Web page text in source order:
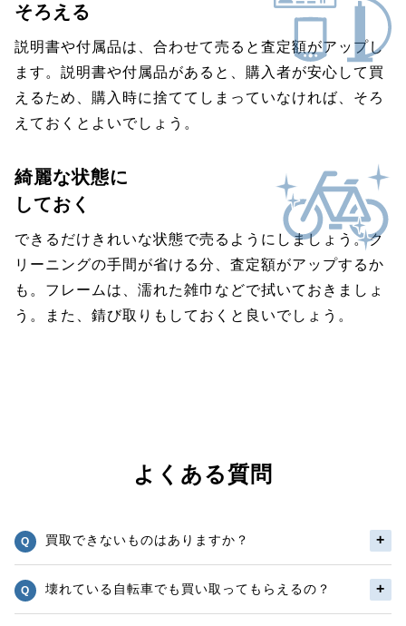
そろえる
説明書や付属品は、合わせて売ると査定額がアップし
ます。説明書や付属品があると、購入者が安心して買
えるため、購入時に捨ててしまっていなければ、そろ
えておくとよいでしょう。
綺麗な状態に
しておく
できるだけきれいな状態で売るようにしましょう。ク
リーニングの手間が省ける分、査定額がアップするか
も。フレームは、濡れた雑巾などで拭いておきましょ
う。また、錆び取りもしておくと良いでしょう。
よくある質問
買取できないものはありますか？
壊れている自転車でも買い取ってもらえるの？